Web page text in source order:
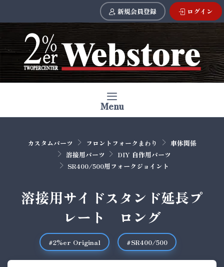
新規会員登録 ログイン
Menu
カスタムパーツ フロントフォークまわり
車体関係
溶接用パーツ
DIY 自作用パーツ
SR400/500用フォークジョイント
溶接用サイドスタンド延長プ
レート ロング
#2%er Original #SR400/500